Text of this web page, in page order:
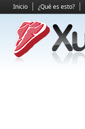
Inicio ¿Qué es esto?